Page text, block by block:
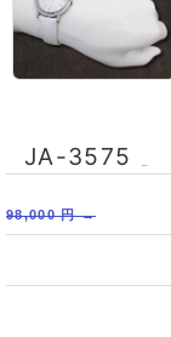
JA-3575
98,000 円 →